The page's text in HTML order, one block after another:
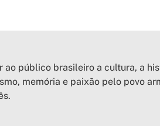
ao público brasileiro a cultura, a
memória e paixão pelo povo